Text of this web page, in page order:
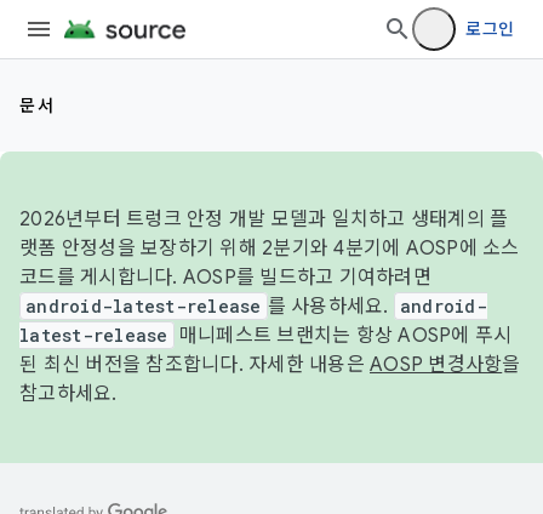
로그인
문서
2026년부터 트렁크 안정 개발 모델과 일치하고 생태계의 플
랫폼 안정성을 보장하기 위해 2분기와 4분기에 AOSP에 소스
코드를 게시합니다. AOSP를 빌드하고 기여하려면
android-latest-release 를 사용하세요.
android-
latest-release
매니페스트 브랜치는 항상 AOSP에 푸시
된 최신 버전을 참조합니다. 자세한 내용은 AOSP 변경사항을
참고하세요.